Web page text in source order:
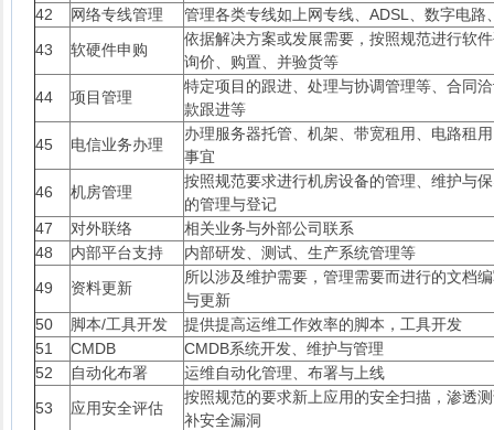
42
网络专线管理
管理各类专线如上网专线、ADSL、数字电路
43
软硬件申购
依据解决方案或发展需要，按照规范进行软
询价、购置、并验货等
44
项目管理
特定项目的跟进、处理与协调管理等、合同
款跟进等
45
电信业务办理
办理服务器托管、机架、带宽租用、电路租
事宜
46
机房管理
按照规范要求进行机房设备的管理、维护与
的管理与登记
47
对外联络
相关业务与外部公司联系
48
内部平台支持
内部研发、测试、生产系统管理等
49
资料更新
所以涉及维护需要，管理需要而进行的文档
与更新
50
脚本/工具开发
提供提高运维工作效率的脚本，工具开发
51
CMDB
CMDB系统开发、维护与管理
52
自动化布署
运维自动化管理、布署与上线
53
应用安全评估
按照规范的要求新上应用的安全扫描，渗透
补安全漏洞